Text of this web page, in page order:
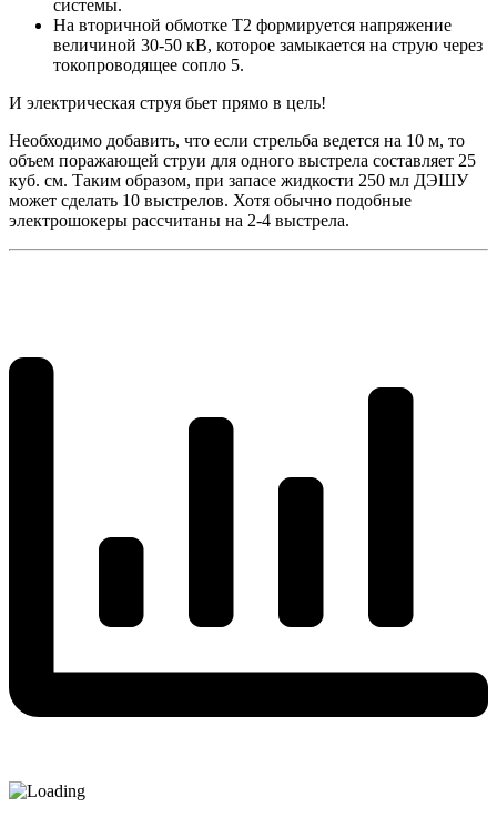
системы.
На вторичной обмотке Т2 формируется напряжение
величиной 30-50 кВ, которое замыкается на струю через
токопроводящее сопло 5.
И электрическая струя бьет прямо в цель!
Необходимо добавить, что если стрельба ведется на 10 м, то
объем поражающей струи для одного выстрела составляет 25
куб. см. Таким образом, при запасе жидкости 250 мл ДЭШУ
может сделать 10 выстрелов. Хотя обычно подобные
электрошокеры рассчитаны на 2-4 выстрела.